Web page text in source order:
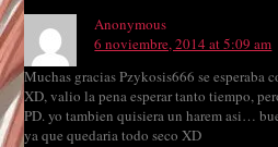
Anonymous
6 noviembre, 2014 at 5:09 am
Muchas gracias Pzykosis666 se esperaba
XD, valio la pena esperar tanto tiempo,
PD. yo tambien quisiera un harem asi…
ya que quedaria todo seco XD